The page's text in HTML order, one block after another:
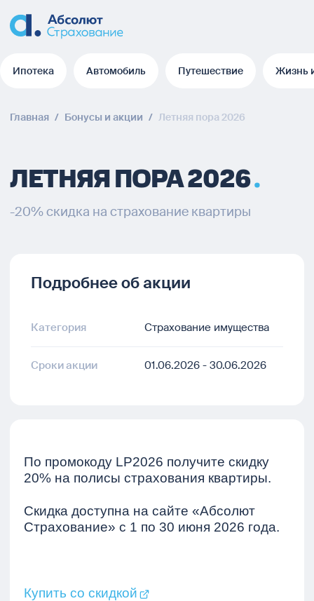
Ипотека Автомобиль Путешествие Жизнь
Главная / Бонусы и акции / Летняя пора 2026
ЛЕТНЯЯ ПОРА 2026
-20% скидка на страхование квартиры
Подробнее об акции
Категория Страхование имущества
Сроки акции 01.06.2026 - 30.06.2026
По промокоду LP2026 получите скидку
20% на полисы страхования квартиры.
Скидка доступна на сайте «Абсолют
Страхование» с 1 по 30 июня 2026 года.
Купить со скидкой